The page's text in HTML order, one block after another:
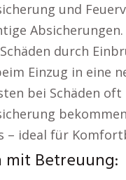
und
durch
Einzug in eine
bei Schäden
– ideal für
mit Betreuung: